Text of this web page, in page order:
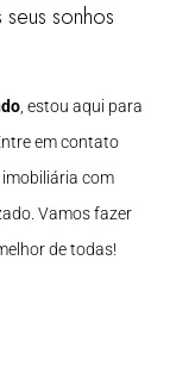
sonhos
, estou aqui para
em contato
com
Vamos fazer
de todas!